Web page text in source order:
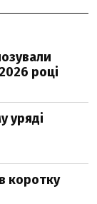
році
уряді
коротку